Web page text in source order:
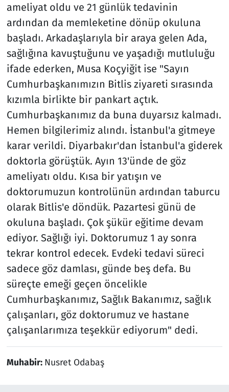
ameliyat oldu ve 21 günlük tedavinin
ardından da memleketine dönüp okuluna
başladı. Arkadaşlarıyla bir araya gelen Ada,
sağlığına kavuştuğunu ve yaşadığı mutluluğu
ifade ederken, Musa Koçyiğit ise "Sayın
Cumhurbaşkanımızın Bitlis ziyareti sırasında
kızımla birlikte bir pankart açtık.
Cumhurbaşkanımız da buna duyarsız kalmadı.
Hemen bilgilerimiz alındı. İstanbul'a gitmeye
karar verildi. Diyarbakır'dan İstanbul'a giderek
doktorla görüştük. Ayın 13'ünde de göz
ameliyatı oldu. Kısa bir yatışın ve
doktorumuzun kontrolünün ardından taburcu
olarak Bitlis'e döndük. Pazartesi günü de
okuluna başladı. Çok şükür eğitime devam
ediyor. Sağlığı iyi. Doktorumuz 1 ay sonra
tekrar kontrol edecek. Evdeki tedavi süreci
sadece göz damlası, günde beş defa. Bu
süreçte emeği geçen öncelikle
Cumhurbaşkanımız, Sağlık Bakanımız, sağlık
çalışanları, göz doktorumuz ve hastane
çalışanlarımıza teşekkür ediyorum" dedi.
Muhabir: Nusret Odabaş